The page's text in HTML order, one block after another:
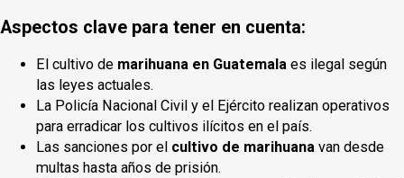
Aspectos clave para tener en cuenta:
El cultivo de marihuana en Guatemala es ilegal según
las leyes actuales.
La Policía Nacional Civil y el Ejército realizan operativos
para erradicar los cultivos ilícitos en el país.
Las sanciones por el cultivo de marihuana van desde
multas hasta años de prisión.